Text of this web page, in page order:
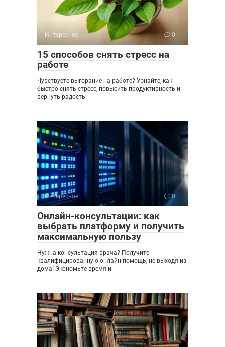
Интересное 0
15 способов снять стресс на
работе
Чувствуете выгорание на работе? Узнайте, как
быстро снять стресс, повысить продуктивность и
вернуть радость
Интересное 0
Онлайн-консультации: как
выбрать платформу и получить
максимальную пользу
Нужна консультация врача? Получите
квалифицированную онлайн помощь, не выходя из
дома! Экономьте время и